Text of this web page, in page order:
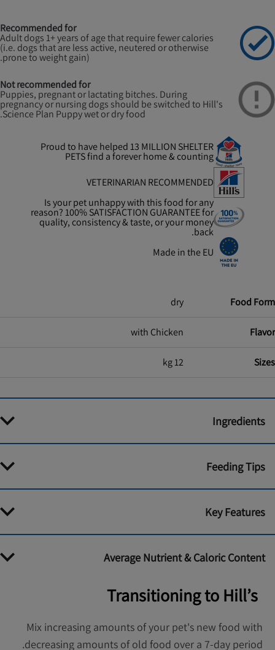
Recommended for
Adult dogs 1+ years of age that require fewer calories
(i.e. dogs that are less active, neutered or otherwise
prone to weight gain).
Not recommended for
Puppies, pregnant or lactating bitches. During
pregnancy or nursing dogs should be switched to Hill's
Science Plan Puppy wet or dry food.
Proud to have helped 13 MILLION SHELTER
PETS find a forever home & counting
VETERINARIAN RECOMMENDED
Is your pet unhappy with this food for any
reason? 100% SATISFACTION GUARANTEE for
quality, consistency & taste, or your money
back.
Made in the EU
Food Form
dry
Flavor
with Chicken
Sizes
12 kg
Ingredients
Feeding Tips
Key Features
Average Nutrient & Caloric Content
Transitioning to Hill’s
Mix increasing amounts of your pet's new food with
decreasing amounts of old food over a 7-day period.